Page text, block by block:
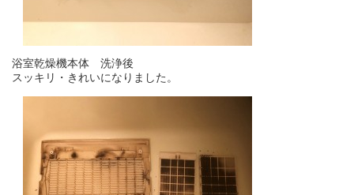
浴室乾燥機本体 洗浄後
スッキリ・きれいになりました。